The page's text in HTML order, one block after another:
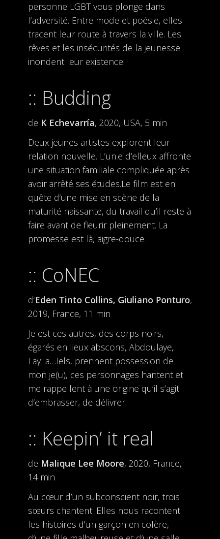
personne LGBT vous plonge dans
l’adversité. Entre mode et poésie, elles
tracent leur route à travers la ville. Les
rêves et les insécurités de la jeunesse
inondent leur existence.
Budding
de K Echevarría, 2020, USA, 5 min
Deux jeunes artistes explorent leur
relation nouvelle. L’un.e d’elleux affronte
une situation familiale compliquée après
avoir arrêté ses études.Le film est en
quête d’une mise en scène de la
maturité naissante, du travail qu’il reste à
faire avant de fleurir pleinement. La
promesse est là, aigre-douce.
CoNEC
d’Eden Tinto Collins, Giuliano Ponturo,
2019, France, 11 min
Je est ces autres, des corps noirs,
égarés en lieux abscons, Abdoulaye,
LayLa…Iels, prennent possession de
mon je(u), ces personnages hantent et
me rappellent à une origine qu’il s’agit
d’embrasser, de délivrer.
Keepin’ it real
de Malique Lee Moore, 2020, France,
14 min
Au cœur d’un subconscient noir, trois
sœurs chantent. Elles nous racontent
les histoires d’un garçon en colère,